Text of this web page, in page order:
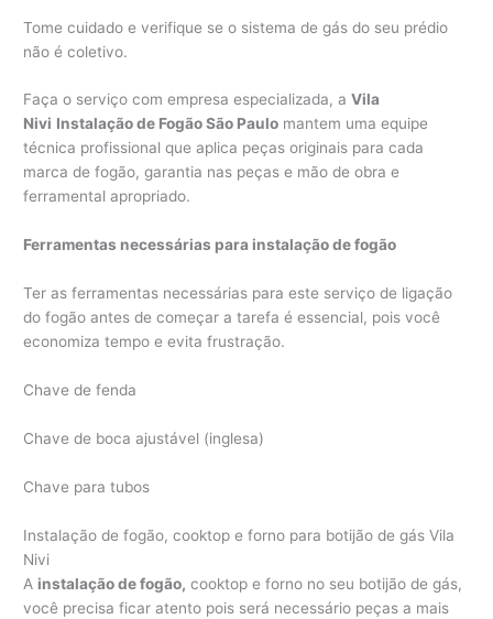
Tome cuidado e verifique se o sistema de gás do seu prédio
não é coletivo.
Faça o serviço com empresa especializada, aVila
Nivi Instalação de Fogão São Paulo mantem uma equipe
técnica profissional que aplica peças originais para cada
marca de fogão, garantia nas peças e mão de obra e
ferramental apropriado.
Ferramentas necessárias para instalação de fogão
Ter as ferramentas necessárias para este serviço de ligação
do fogão antes de começar a tarefa é essencial, pois você
economiza tempo e evita frustração.
Chave de fenda
Chave de boca ajustável (inglesa)
Chave para tubos
Instalação de fogão, cooktop e forno para botijão de gás Vila
Nivi
A instalaçãodefogão, cooktop e forno no seu botijão de gás,
você precisa ficar atento pois será necessário peças a mais